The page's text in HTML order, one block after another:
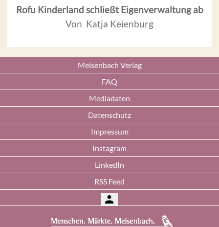
Rofu Kinderland schließt Eigenverwaltung ab
Von Katja Keienburg
Meisenbach Verlag
FAQ
Mediadaten
Datenschutz
Impressum
Instagram
LinkedIn
RSS Feed